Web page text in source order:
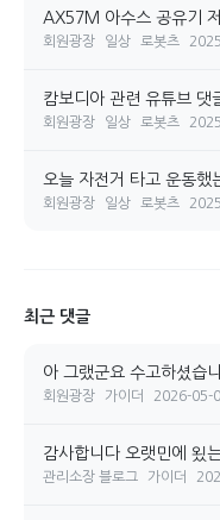
AX57M 아수스 공유기
회원광장 일상 로봇츠
캄보디아 관련 유튜브 댓
회원광장 일상 로봇츠
오늘 자전거 타고 운동했
회원광장 일상 로봇츠
최근 댓글
아 그랬군요 수고하셨습
회원광장 가이더 2026-05-
감사합니다 오랫민에 욌
관리소장 블로그 가이더